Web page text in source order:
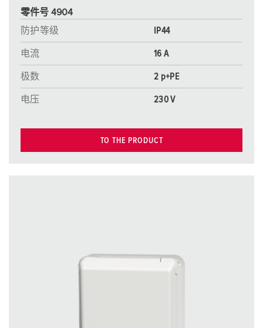
零件号 4904
防护等级
IP44
电流 16 A
极数 2 p+PE
电压 230 V
TO THE PRODUCT